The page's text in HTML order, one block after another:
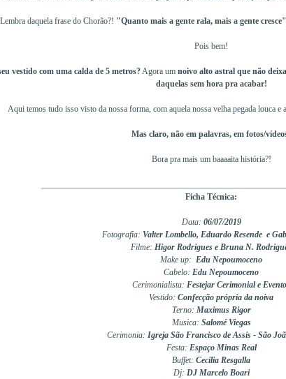
Lembra daquela frase do Chorão?! "Quanto mais a gente rala, mais a gente cresce"
Pois bem!
vestido com uma calda de 5 metros?Agora um noivo alto astral que não
daquelas sem hora pra acabar!
Aqui temos tudo isso visto da nossa forma, com aquela nossa velha pegada louca
Mas claro, não em palavras, em fotos/
Bora pra mais um baaaaita história?!
Ficha Técnica:
Data: 06/07/2019
Fotografia: Valter Lombello, Eduardo Resende e
Filme: Higor Rodrigues e Bruna N.
Make up: Edu Nepoumoceno
Cabelo: Edu Nepoumoceno
Cerimonialista: Festejar Cerimonial e
Vestido: Confecção própria da noiva
Terno: Maximus Rigor
Musica: Salomé Viegas
Cerimonia: Igreja São Francisco de Assis - São
Festa: Espaço Minas Real
Buffet: Cecilia Resgalla
Dj: DJ Marcelo Boari